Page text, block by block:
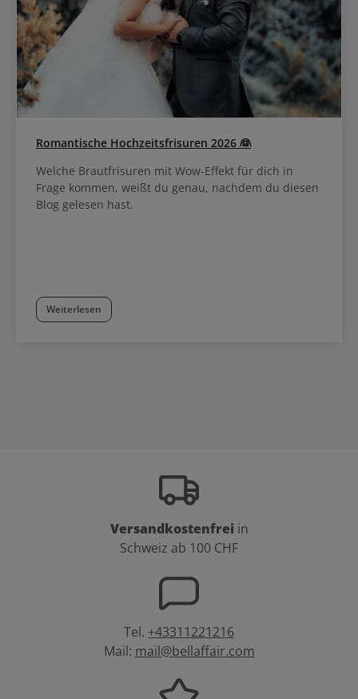
Romantische Hochzeitsfrisuren 2026 👰
Welche Brautfrisuren mit Wow-Effekt für dich in
Frage kommen, weißt du genau, nachdem du diesen
Blog gelesen hast.
Weiterlesen
Versandkostenfrei in
Schweiz ab 100 CHF
Tel. +43311221216
Mail: mail@bellaffair.com